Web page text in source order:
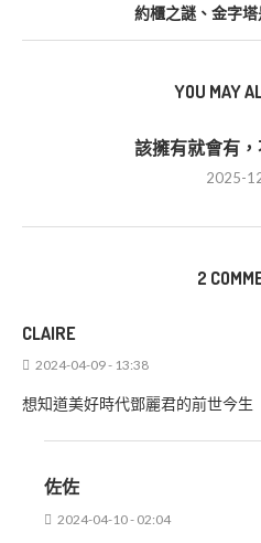
約櫃之謎、金字
YOU MAY
該擁有就會有
2025-
2
CLAIRE
2024-04-09 - 13:38
想知道美好時代鄧麗君的前世今生
佐佐
2024-04-10 - 02:04